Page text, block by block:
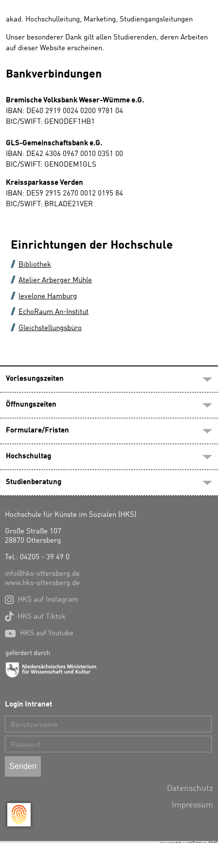
akad. Hochschulleitung, Marketing, Studiengangsleitungen
Unser besonderer Dank gilt allen Studierenden, deren Arbeiten
auf dieser Website erscheinen.
Bankverbindungen
Bremische Volksbank Weser-Wümme e.G.
IBAN: DE40 2919 0024 0200 9781 04
BIC/SWIFT: GENODEF1HB1
GLS-Gemeinschaftsbank e.G.
IBAN: DE42 4306 0967 0010 0351 00
BIC/SWIFT: GENODEM1GLS
Kreissparkasse Verden
IBAN: DE59 2915 2670 0012 0195 84
BIC/SWIFT: BRLADE21VER
Einrichtungen der Hochschule
Bibliothek
Atelier Arberger Mühle
levelone Hamburg
EchoRaum An-Institut
Gleichstellungsbüro
Vorlesungszeiten
Öffnungszeiten
Formulare/Fristen
Hochschultag
Studienberatung
Hochschule für Künste im Sozialen (HKS)
Große Straße 107
28870 Ottersberg
Tel.: 04205 - 39 49 0
info@hks-ottersberg.de
www.hks-ottersberg.de
 HKS auf Instagram
 HKS auf Tiktok
 HKS auf Youtube
Login Intranet
Benutzername
Passwort
Datenschutz
Impressum